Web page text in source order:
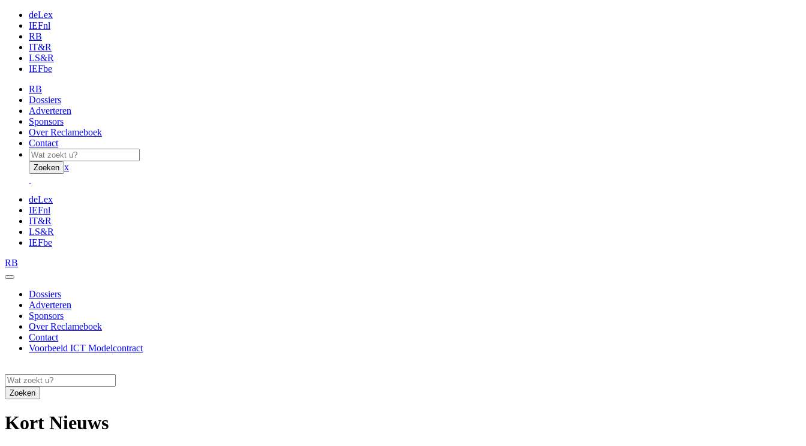
deLex
IEFnl
RB
IT&R
LS&R
IEFbe
RB
Dossiers
Adverteren
Sponsors
Over Reclameboek
Contact
Zoeken x
deLex
IEFnl
IT&R
LS&R
IEFbe
RB
Dossiers
Adverteren
Sponsors
Over Reclameboek
Contact
Voorbeeld ICT Modelcontract
Zoeken
Kort Nieuws